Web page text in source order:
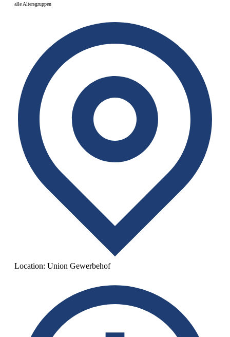
alle Altersgruppen
Location: Union Gewerbehof